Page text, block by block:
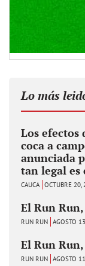
Lo más
Los efectos
coca a
anunciada
tan legal es
CAUCA OCTUBRE 20,
El Run
RUN RUN AGOSTO
El Run
RUN RUN AGOSTO